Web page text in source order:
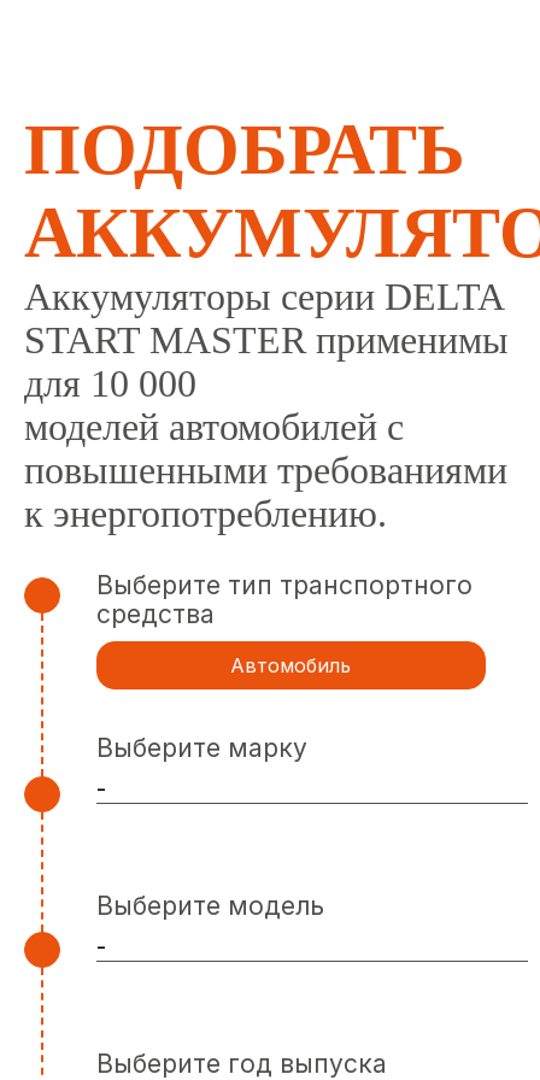
ПОДОБРАТЬ
Аккумуляторы серии DELTA
START MASTER применимы
для 10 000
моделей автомобилей с
повышенными требованиями
к энергопотреблению.
Выберите тип транспортного
средства
Автомобиль
Выберите марку
Выберите модель
Выберите год выпуска